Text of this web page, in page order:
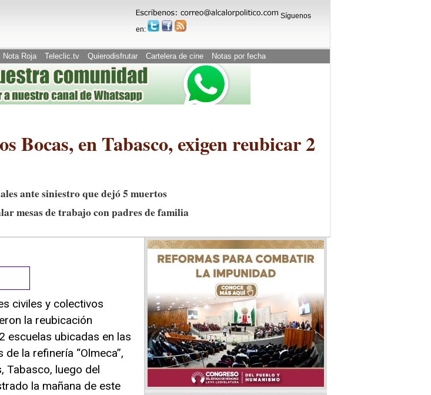
Síguenos
en:
Nota Roja Teleclic.tv Quierodisfrutar Cartelera de cine Notas por fecha
Bocas, en Tabasco, exigen reubicar 2
ante siniestro que dejó 5 muertos
mesas de trabajo con padres de familia
civiles y colectivos
la reubicación
escuelas ubicadas en las
de la refinería “Olmeca”,
Tabasco, luego del
la mañana de este